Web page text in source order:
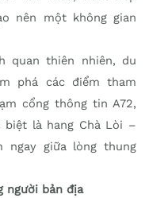
nên một không gian
quan thiên nhiên, du
phá các điểm tham
cổng thông tin A72,
biệt là hang Chà Lòi –
ngay giữa lòng thung
người bản địa